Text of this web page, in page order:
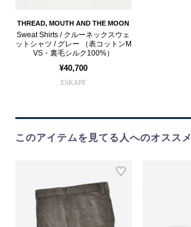
THREAD, MOUTH AND THE MOON
Sweat Shirts / クルーネックスウェ
ットシャツ / グレー （表コットンM
VS・裏毛シルク100%）
¥40,700
ESKAPE
このアイテムを見てる人へのオススメ